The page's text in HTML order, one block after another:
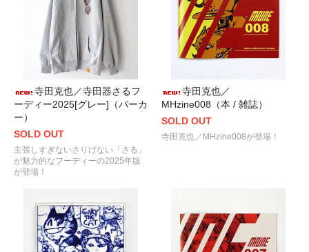
寺田克也／寺田器さるフ
ーディー2025[グレー]（パーカ
ー）
SOLD OUT
主張しすぎないさりげない「さる」
が魅力的なフーディーの2025年版
が登場！
寺田克也／
MHzine008（本 / 雑誌）
SOLD OUT
寺田克也／MHzine008が登場！